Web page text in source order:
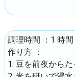
調理時間 ：1 時
作り方
：
豆を前夜からた